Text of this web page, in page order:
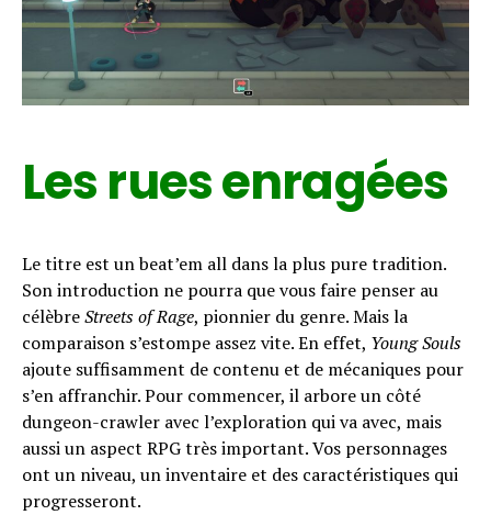
Les rues enragées
Le titre est un beat’em all dans la plus pure tradition.
Son introduction ne pourra que vous faire penser au
célèbreStreets of Rage, pionnier du genre. Mais la
comparaison s’estompe assez vite. En effet, Young Souls
ajoute suffisamment de contenu et de mécaniques pour
s’en affranchir. Pour commencer, il arbore un côté
dungeon-crawler avec l’exploration qui va avec, mais
aussi un aspect RPG très important. Vos personnages
ont un niveau, un inventaire et des caractéristiques qui
progresseront.